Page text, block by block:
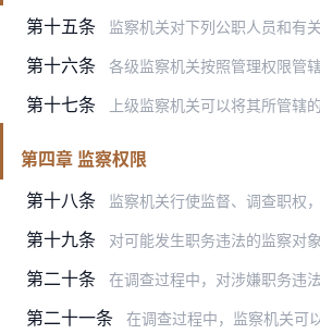
第十五条
监察机关对下列公职人员和有
第十六条 各级监察机关按照管理权限管辖本辖区内本法第
第十七条 上级监察机关可以将其所管辖的监察事项指定下级监察机关管辖，也可以将下级监
第四章 监察权限
第十八条
监察机关行使监督、调查职权，有权依法向有关单位和个人了解情况，收
第十九条 对可能发生职务违法的监察对象，监察机关按照管理权限，可以直接或者委
第二十条 在调查过程中，对涉嫌职务违法的被调查人，监察机关可以要求其就涉嫌违法
第二十一条 在调查过程中，监察机关可